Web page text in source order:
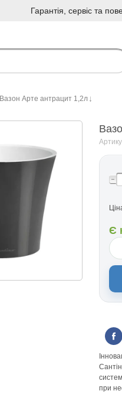
Гарантія, сервіс та
Вазон Арте антрацит 1,2л
Є
при